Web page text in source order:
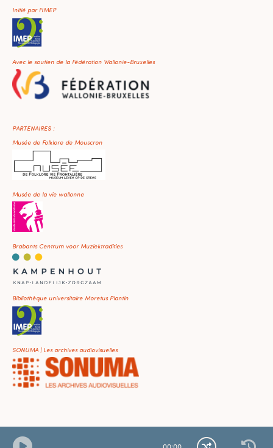
Initié par l'IMEP
Avec le soutien de la Fédération Wallonie-Bruxelles
PARTENAIRES :
Musée de Folklore de Mouscron
Musée de la vie wallonne
Brabants Centrum voor Muziektradities
Bibliothèque universitaire Moretus Plantin
SONUMA | Les archives audiovisuelles